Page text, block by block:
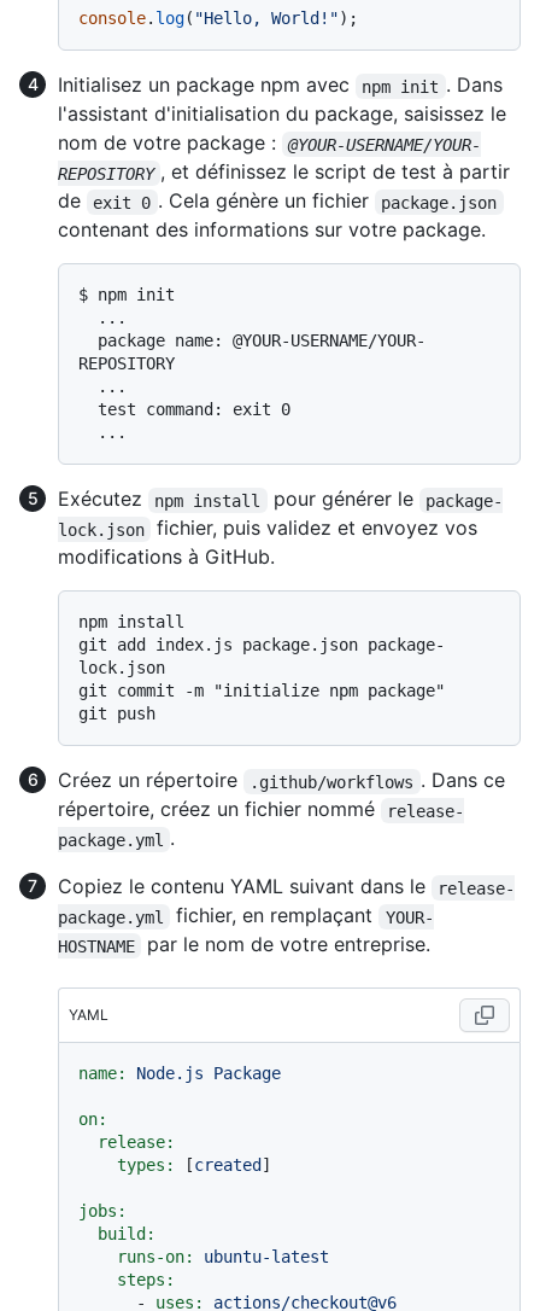
console. log( "Hello, World!"
Initialisez un package npm avec npm init . Dans
l'assistant d'initialisation du package, saisissez le
nom de votre package :
@YOUR-USERNAME/YOUR-
REPOSITORY , et définissez le script de test à partir
de
exit 0 . Cela génère un fichier package.json
contenant des informations sur votre package.
$ npm init
REPOSITORY
Exécutez npm install pour générer le
package-
lock.json
fichier, puis validez et envoyez vos
modifications à GitHub.
npm install
git add index.js package.json package-
lock.json
git commit -m "initialize npm package"
Créez un répertoire .github/workflows . Dans ce
répertoire, créez un fichier nommé
release-
package.yml .
Copiez le contenu YAML suivant dans le
release-
package.yml
fichier, en remplaçant
YOUR-
HOSTNAME
par le nom de votre entreprise.
YAML
name: Node.js Package
on:
release:
types:
[created ]
jobs:
build:
runs-on:
ubuntu-latest
steps:
-
uses: actions/checkout@v6